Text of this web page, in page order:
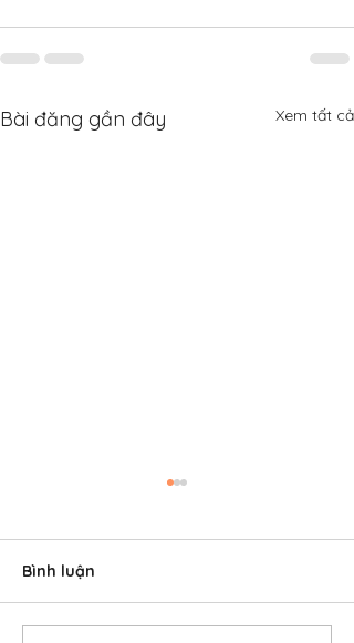
Bài đăng gần đây Xem tất cả
Bình luận